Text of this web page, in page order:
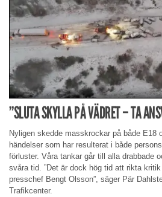
”SLUTA SKYLLA PÅ VÄDRET – TA
Nyligen skedde masskrockar på både E18
händelser som har resulterat i både
förluster. Våra tankar går till alla drabbade
svåra tid. ”Det är dock hög tid att rikta
presschef Bengt Olsson”, säger Pär
Trafikcenter.